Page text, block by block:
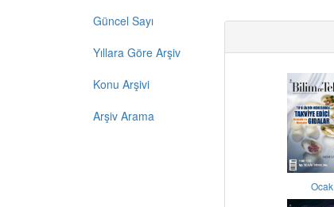
Güncel Sayı
Yıllara Göre Arşiv
Konu Arşivi
Arşiv Arama
Ocak